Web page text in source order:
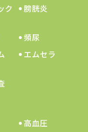
ク
膀胱炎
頻尿
エムセラ
高血圧